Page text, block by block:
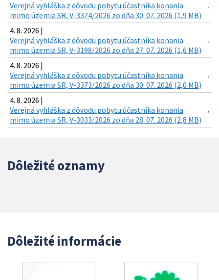
Verejná vyhláška z dôvodu pobytu účastníka konania
mimo územia SR, V-3374/2026 zo dňa 30. 07. 2026 (1,9 MB)
4. 8. 2026 |
Verejná vyhláška z dôvodu pobytu účastníka konania
mimo územia SR, V-3198/2026 zo dňa 27. 07. 2026 (1,6 MB)
4. 8. 2026 |
Verejná vyhláška z dôvodu pobytu účastníka konania
mimo územia SR, V-3373/2026 zo dňa 30. 07. 2026 (2,0 MB)
4. 8. 2026 |
Verejná vyhláška z dôvodu pobytu účastníka konania
mimo územia SR, V-3033/2026 zo dňa 28. 07. 2026 (2,8 MB)
Dôležité oznamy
Dôležité informácie